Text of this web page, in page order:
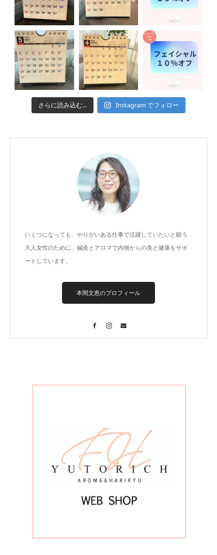
さらに読み込む... Instagram でフォロー
いくつになっても、やりがいある仕事で活躍していたいと願う
大人女性のために、鍼灸とアロマで内側からの美と健康をサポ
ートしています。
本間文恵のプロフィール
Facebook